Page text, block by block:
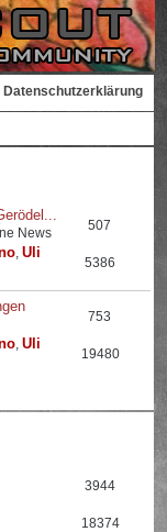
Datenschutzerklärung
News
,Uli
507
5386
,Uli
753
19480
3944
18374